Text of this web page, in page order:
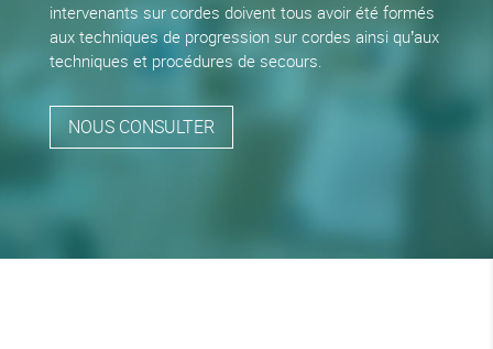
intervenants sur cordes doivent tous avoir été formés
aux techniques de progression sur cordes ainsi qu’aux
techniques et procédures de secours.
NOUS CONSULTER